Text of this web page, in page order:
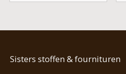
Sisters stoffen & fournituren